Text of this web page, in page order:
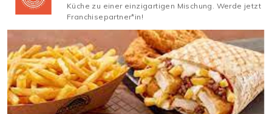
Küche zu einer einzigartigen Mischung. Werde jetzt
Franchisepartner*in!